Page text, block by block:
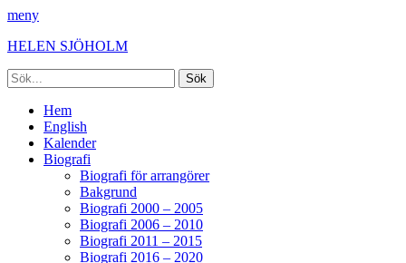
meny
HELEN SJÖHOLM
Sök
efter:
[label]
Primär
meny
Hoppa
innehåll
Hem
English
Kalender
Biografi
Biografi för arrangörer
Bakgrund
Biografi 2000 – 2005
Biografi 2006 – 2010
Biografi 2011 – 2015
Biografi 2016 – 2020